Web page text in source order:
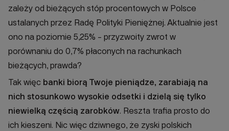
zależy od bieżących stóp procentowych w Polsce
ustalanych przez Radę Polityki Pieniężnej. Aktualnie jest
ono na poziomie 5,25% - przyzwoity zwrot w
porównaniu do 0,7% płaconych na rachunkach
bieżących, prawda?
Tak więc banki biorą Twoje pieniądze, zarabiają na
nich stosunkowo wysokie odsetki i dzielą się tylko
niewielką częścią zarobków. Reszta trafia prosto do
ich kieszeni. Nic więc dziwnego, że zyski polskich